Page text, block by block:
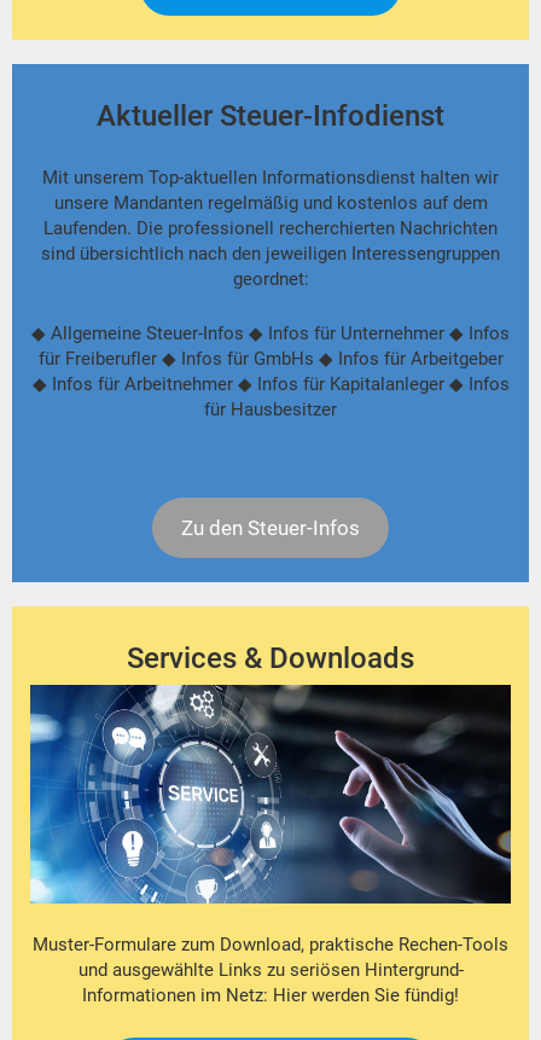
Aktueller Steuer-Infodienst
Mit unserem Top-aktuellen Informationsdienst halten wir
unsere Mandanten regelmäßig und kostenlos auf dem
Laufenden. Die professionell recherchierten Nachrichten
sind übersichtlich nach den jeweiligen Interessengruppen
geordnet:
◆ Allgemeine Steuer-Infos ◆ Infos für Unternehmer ◆ Infos
für Freiberufler ◆ Infos für GmbHs ◆ Infos für Arbeitgeber
◆ Infos für Arbeitnehmer ◆ Infos für Kapitalanleger ◆ Infos
für Hausbesitzer
Zu den Steuer-Infos
Services & Downloads
Muster-Formulare zum Download, praktische Rechen-Tools
und ausgewählte Links zu seriösen Hintergrund-
Informationen im Netz: Hier werden Sie fündig!